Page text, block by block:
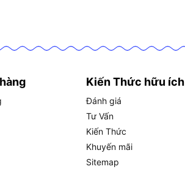
Kiến Thức hữu ích
Đánh giá
Tư Vấn
Kiến Thức
Khuyến mãi
Sitemap